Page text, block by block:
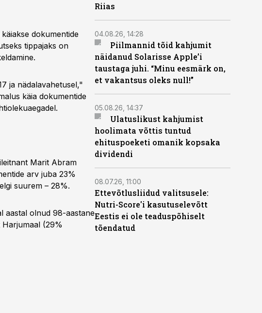
dokumentide
tippajaks on
ja nädalavahetusel,"
käia dokumentide
Marit Abram
arv juba 23%
suurem – 28%.
aastal olnud 98-aastane
(29%
Riias
04.08.26, 14:28
Piilmannid tõid kahjumit
näidanud Solarisse Apple’i
taustaga juhi. “Minu eesmärk on,
et vakantsus oleks null!”
05.08.26, 14:37
Ulatuslikust kahjumist
hoolimata võttis tuntud
ehituspoeketi omanik kopsaka
dividendi
08.07.26, 11:00
Ettevõtlusliidud valitsusele:
Nutri-Score'i kasutuselevõtt
Eestis ei ole teaduspõhiselt
tõendatud